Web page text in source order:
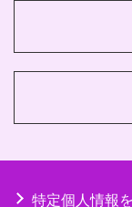
特定個人情報